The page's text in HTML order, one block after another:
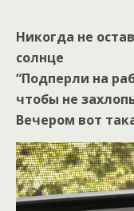
Никогда не
солнце
“Подперли на
чтобы не
Вечером вот